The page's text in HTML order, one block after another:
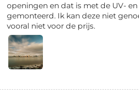
openingen en dat is met de UV-
gemonteerd. Ik kan deze niet
vooral niet voor de prijs.